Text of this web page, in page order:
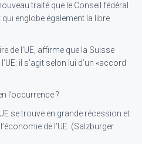
traité que le Conseil fédéral
englobe également la libre
de l’UE, affirme que la Suisse
il s’agit selon lui d’un «accord
l’occurrence ?
se trouve en grande récession et
de l’UE. (Salzburger